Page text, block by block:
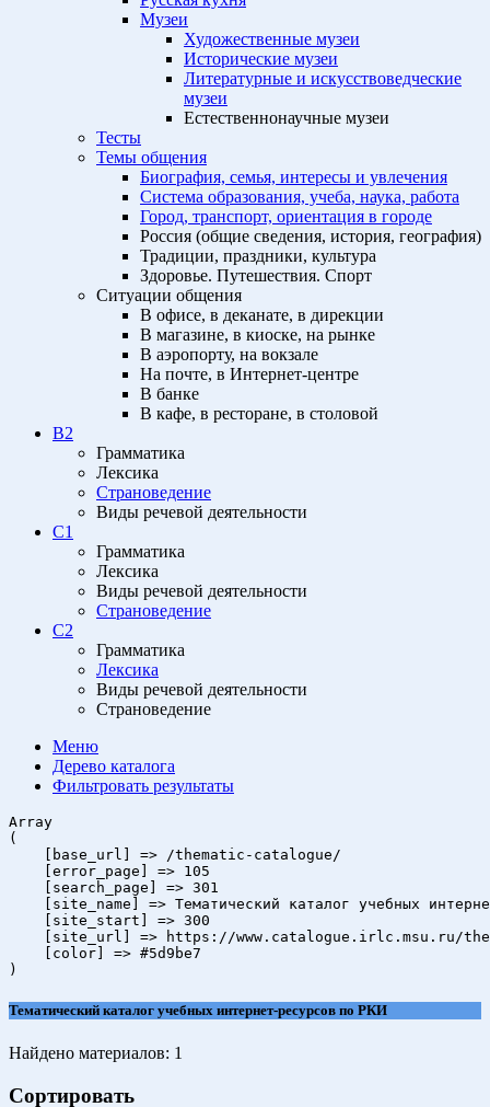
Музеи
Художественные музеи
Исторические музеи
Литературные и искусствоведческие
музеи
Естественнонаучные музеи
Тесты
Темы общения
Биография, семья, интересы и увлечения
Система образования, учеба, наука, работа
Город, транспорт, ориентация в городе
Россия (общие сведения, история, география)
Традиции, праздники, культура
Здоровье. Путешествия. Спорт
Ситуации общения
В офисе, в деканате, в дирекции
В магазине, в киоске, на рынке
В аэропорту, на вокзале
На почте, в Интернет-центре
В банке
В кафе, в ресторане, в столовой
B2
Грамматика
Лексика
Страноведение
Виды речевой деятельности
C1
Грамматика
Лексика
Виды речевой деятельности
Страноведение
C2
Грамматика
Лексика
Виды речевой деятельности
Страноведение
Меню
Дерево каталога
Фильтровать результаты
Array
(
    [base_url] => /thematic-catalogue/
    [error_page] => 105
    [search_page] => 301
[site_name] => Тематический каталог учебных
    [site_start] => 300
[site_url] => https://www.catalogue.irlc.msu.ru/
    [color] => #5d9be7
Тематический каталог учебных интернет-ресурсов по РКИ
Найдено материалов: 1
Сортировать